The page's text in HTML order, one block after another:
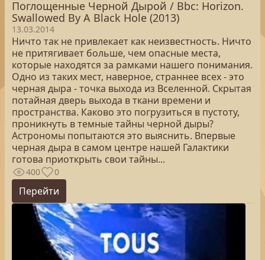
Поглощенные Черной Дырой / Bbc: Horizon.
Swallowed By A Black Hole (2013)
13.03.2014
Ничто так не привлекает как неизвестность. Ничто
не притягивает больше, чем опасные места,
которые находятся за рамками нашего понимания.
Одно из таких мест, наверное, страннее всех - это
черная дыра - точка выхода из Вселенной. Скрытая
потайная дверь выхода в ткани времени и
пространства. Каково это погрузиться в пустоту,
проникнуть в темные тайны черной дыры?
Астрономы попытаются это выяснить. Впервые
черная дыра в самом центре нашей Галактики
готова приоткрыть свои тайны...
400 0
Перейти